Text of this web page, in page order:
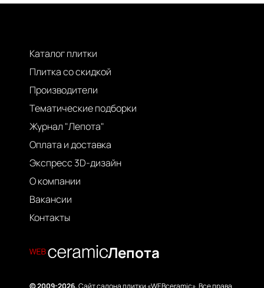
Каталог плитки
Плитка со скидкой
Производители
Тематические подборки
Журнал "Лепота"
Оплата и доставка
Экспресс 3D-дизайн
О компании
Вакансии
Контакты
© 2009-2026.Сайт салона плитки «WEBceramic». Все права
Лепота